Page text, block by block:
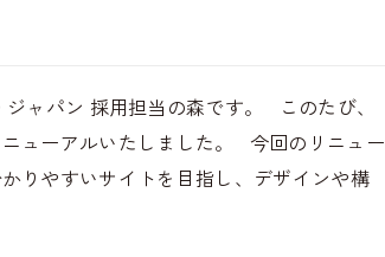
ャパン 採用担当の森です。 このたび、
ューアルいたしました。 今回のリニュー
りやすいサイトを目指し、デザインや構